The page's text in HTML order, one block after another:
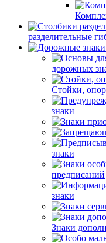
разделительные
дорожных
Стойки,
знаки
знаки
предписаний
знаки
Знаки